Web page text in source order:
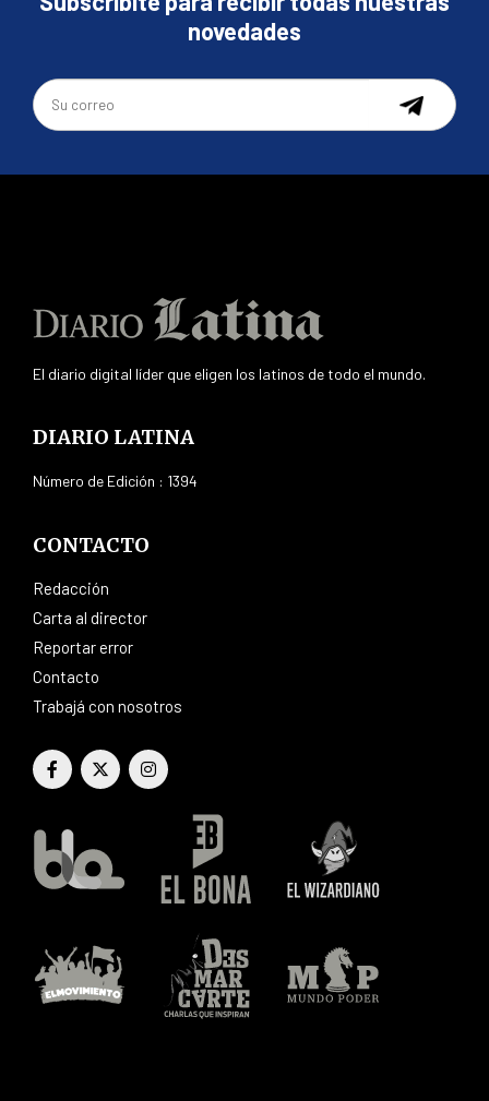
novedades
El diario digital líder que eligen los latinos de todo el mundo.
DIARIO LATINA
Número de Edición : 1394
CONTACTO
Redacción
Carta al director
Reportar error
Contacto
Trabajá con nosotros